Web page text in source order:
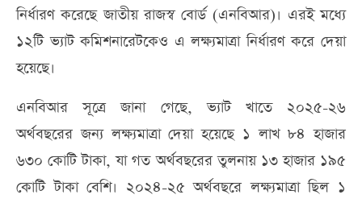
নির্ধারণ করেছে জাতীয় রাজস্ব বোর্ড (এনবিআর)। এরই মধ্যে
১২টি ভ্যাট কমিশনারেটকেও এ লক্ষ্যমাত্রা নির্ধারণ করে দেয়া
হয়েছে।
এনবিআর সূত্রে জানা গেছে, ভ্যাট খাতে ২০২৫-২৬
অর্থবছরের জন্য লক্ষ্যমাত্রা দেয়া হয়েছে ১ লাখ ৮৪ হাজার
৬৩০ কোটি টাকা, যা গত অর্থবছরের তুলনায় ১৩ হাজার ১৯৫
কোটি টাকা বেশি। ২০২৪-২৫ অর্থবছরে লক্ষ্যমাত্রা ছিল ১